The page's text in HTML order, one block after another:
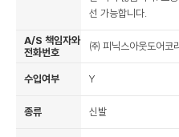
선 가능합니다.
A/S 책임자와
전화번호
㈜ 피닉스아웃도어
수입여부 Y
종류 신발